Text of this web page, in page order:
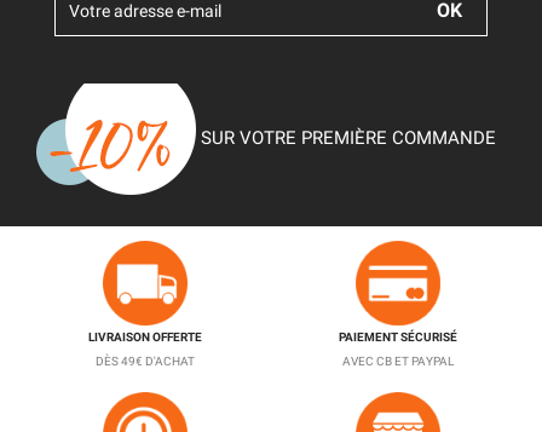
SUR VOTRE PREMIÈRE COMMANDE
LIVRAISON OFFERTE
DÈS 49€ D'ACHAT
PAIEMENT SÉCURISÉ
AVEC CB ET PAYPAL